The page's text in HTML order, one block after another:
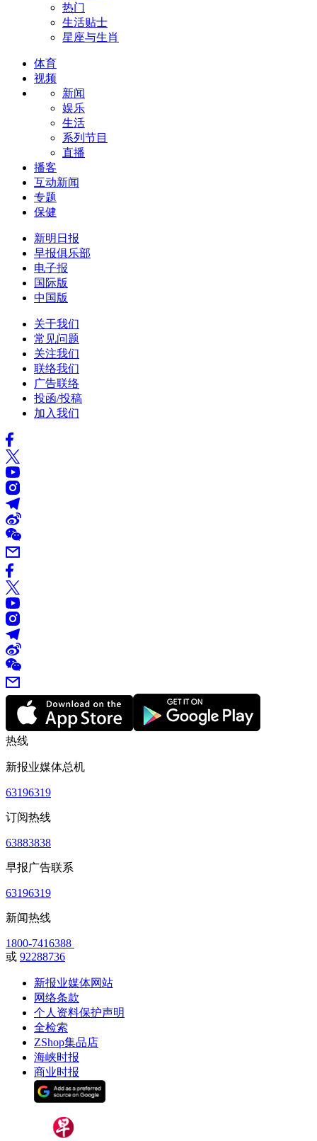
热门
生活贴士
星座与生肖
体育
视频
新闻
娱乐
生活
系列节目
直播
播客
互动新闻
专题
保健
新明日报
早报俱乐部
电子报
国际版
中国版
关于我们
常见问题
关注我们
联络我们
广告联络
投函/投稿
加入我们
热线
新报业媒体总机
63196319
订阅热线
63883838
早报广告联系
63196319
新闻热线
1800-7416388
或 92288736
新报业媒体网站
网络条款
个人资料保护声明
全检索
ZShop集品店
海峡时报
商业时报